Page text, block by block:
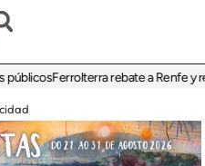
Ferrolterra rebate a Renfe y